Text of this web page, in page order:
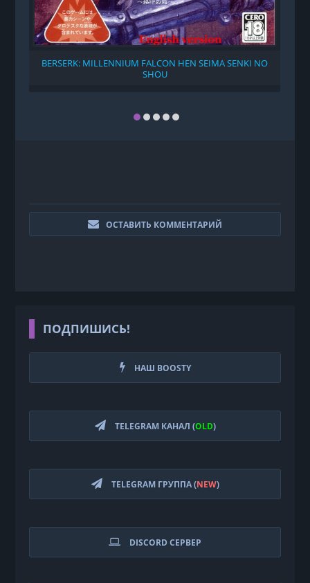
BERSERK: MILLENNIUM FALCON HEN SEIMA SENKI NO
SHOU
ОСТАВИТЬ КОММЕНТАРИЙ
ПОДПИШИСЬ!
НАШ BOOSTY
TELEGRAM КАНАЛ (OLD)
TELEGRAM ГРУППА (NEW)
DISCORD СЕРВЕР